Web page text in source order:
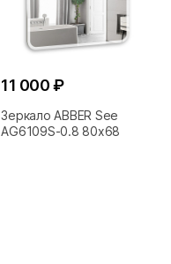
11 000 ₽
Зеркало ABBER See
AG6109S-0.8 80x68